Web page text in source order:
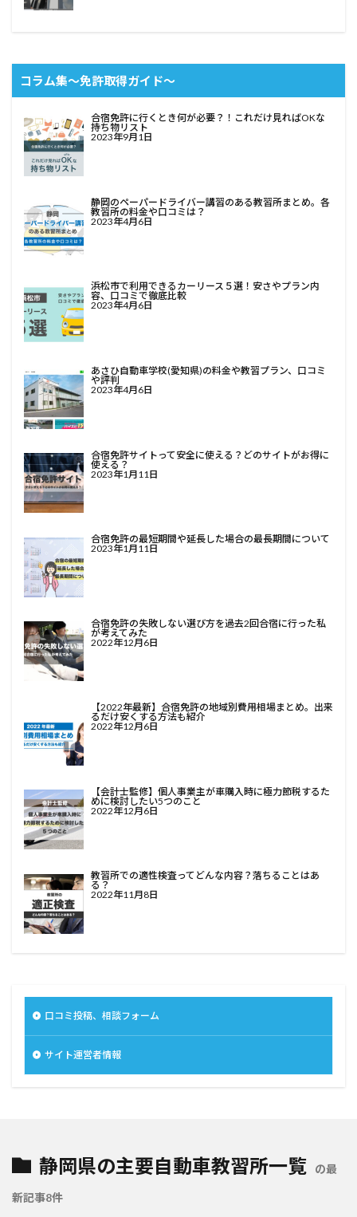
コラム集〜免許取得ガイド〜
合宿免許に行くとき何が必要？！これだけ見ればOKな
持ち物リスト
2023年9月1日
静岡のペーパードライバー講習のある教習所まとめ。各
教習所の料金や口コミは？
2023年4月6日
浜松市で利用できるカーリース５選！安さやプラン内
容、口コミで徹底比較
2023年4月6日
あさひ自動車学校(愛知県)の料金や教習プラン、口コミ
や評判
2023年4月6日
合宿免許サイトって安全に使える？どのサイトがお得に
使える？
2023年1月11日
合宿免許の最短期間や延長した場合の最長期間について
2023年1月11日
合宿免許の失敗しない選び方を過去2回合宿に行った私
が考えてみた
2022年12月6日
【2022年最新】合宿免許の地域別費用相場まとめ。出来
るだけ安くする方法も紹介
2022年12月6日
【会計士監修】個人事業主が車購入時に極力節税するた
めに検討したい5つのこと
2022年12月6日
教習所での適性検査ってどんな内容？落ちることはあ
る？
2022年11月8日
口コミ投稿、相談フォーム
サイト運営者情報
静岡県の主要自動車教習所一覧 の最
新記事8件